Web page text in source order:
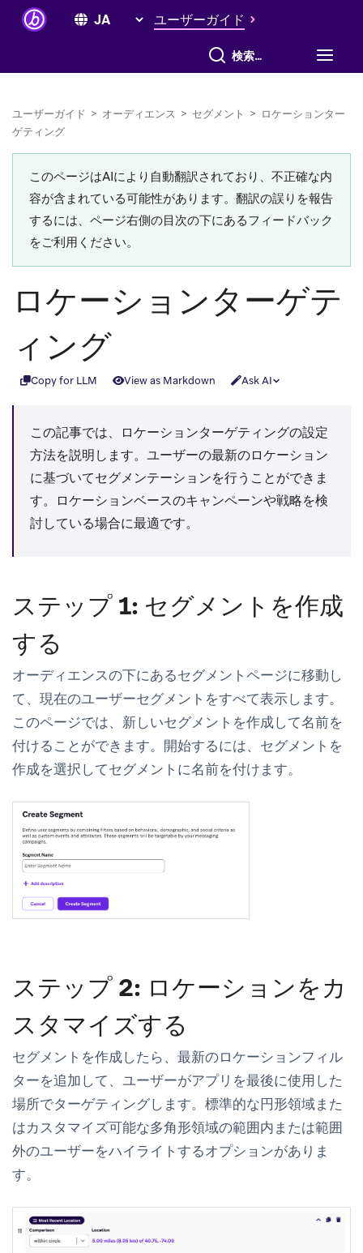
ユーザーガイド
すべて検索
ユーザーガイド > オーディエンス > セグメント > ロケーションター
ゲティング
このページはAIにより自動翻訳されており、不正確な内
容が含まれている可能性があります。翻訳の誤りを報告
するには、ページ右側の目次の下にあるフィードバック
をご利用ください。
ロケーションターゲテ
ィング
Copy for LLM View as Markdown Ask AI
この記事では、ロケーションターゲティングの設定
方法を説明します。ユーザーの最新のロケーション
に基づいてセグメンテーションを行うことができま
す。ロケーションベースのキャンペーンや戦略を検
討している場合に最適です。
ステップ 1: セグメントを作成
する
オーディエンスの下にあるセグメントページに移動し
て、現在のユーザーセグメントをすべて表示します。
このページでは、新しいセグメントを作成して名前を
付けることができます。開始するには、 セグメントを
作成を選択してセグメントに名前を付けます。
ステップ 2: ロケーションをカ
スタマイズする
セグメントを作成したら、 最新のロケーションフィル
ターを追加して、ユーザーがアプリを最後に使用した
場所でターゲティングします。標準的な円形領域また
はカスタマイズ可能な多角形領域の範囲内または範囲
外のユーザーをハイライトするオプションがありま
す。